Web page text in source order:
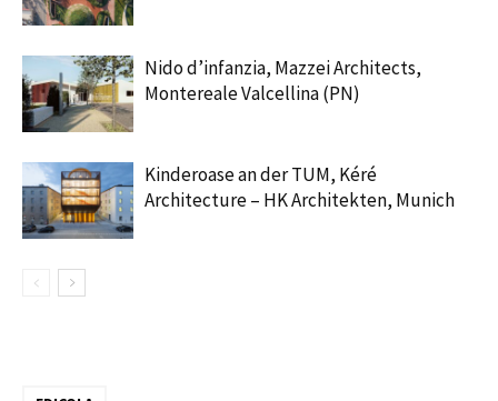
Nido d’infanzia, Mazzei Architects,
Montereale Valcellina (PN)
Kinderoase an der TUM, Kéré
Architecture – HK Architekten, Munich